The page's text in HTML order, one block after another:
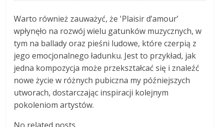
Warto również zauważyć, że 'Plaisir d’amour’
wpłynęło na rozwój wielu gatunków muzycznych, w
tym na ballady oraz pieśni ludowe, które czerpią z
jego emocjonalnego ładunku. Jest to przykład, jak
jedna kompozycja może przekształcać się i znaleźć
nowe życie w różnych pubiczna my późniejszych
utworach, dostarczając inspiracji kolejnym
pokoleniom artystów.